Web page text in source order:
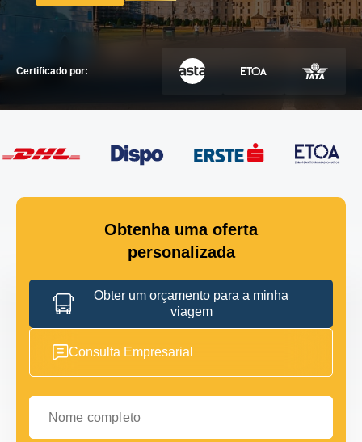
ENTRE EM CONTACTO
Frota
Certificado por:
Obtenha uma oferta
personalizada
Obter um orçamento para a minha
viagem
Consulta Empresarial
Nome completo